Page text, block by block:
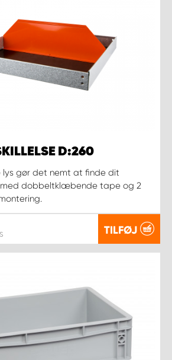
D:260
lys gør det nemt at finde dit
dobbeltklæbende tape og 2
TILFØJ